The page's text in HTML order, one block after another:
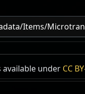
Items/
available under CC